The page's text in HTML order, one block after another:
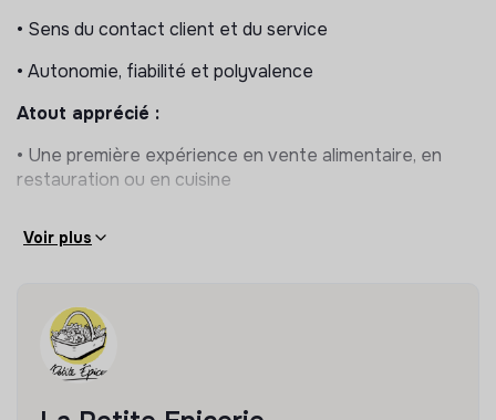
• Sens du contact client et du service
• Autonomie, fiabilité et polyvalence
Atout apprécié :
• Une première expérience en vente alimentaire, en
restauration ou en cuisine
Voir plus